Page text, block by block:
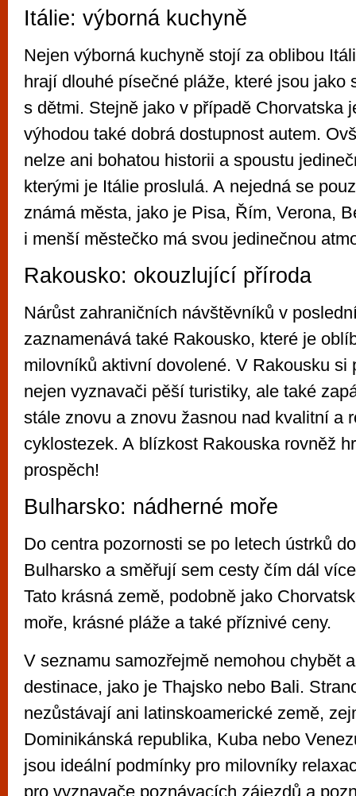
Itálie: výborná kuchyně
Nejen výborná kuchyně stojí za oblibou
hrají dlouhé písečné pláže, které jsou jako
s dětmi. Stejně jako v případě Chorvatska
výhodou také dobrá dostupnost autem.
nelze ani bohatou historii a spoustu
kterými je Itálie proslulá. A nejedná se
známá města, jako je Pisa, Řím, Verona,
i menší městečko má svou jedinečnou
Rakousko: okouzlující příroda
Nárůst zahraničních návštěvníků v
zaznamenává také Rakousko, které je
milovníků aktivní dovolené. V Rakousku si
nejen vyznavači pěší turistiky, ale také
stále znovu a znovu žasnou nad kvalitní a
cyklostezek. A blízkost Rakouska rovněž
prospěch!
Bulharsko: nádherné moře
Do centra pozornosti se po letech ústrků
Bulharsko a směřují sem cesty čím dál
Tato krásná země, podobně jako
moře, krásné pláže a také příznivé ceny.
V seznamu samozřejmě nemohou chybět
destinace, jako je Thajsko nebo Bali.
nezůstávají ani latinskoamerické země,
Dominikánská republika, Kuba nebo
jsou ideální podmínky pro milovníky
pro vyznavače poznávacích zájezdů a